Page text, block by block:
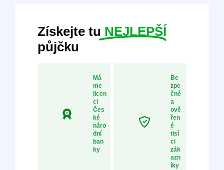
Získejte tu NEJLEPŠÍ
půjčku
Má
me
licen
ci
Čes
ké
náro
dní
ban
ky
Be
zpe
čné
a
ově
řen
é
tisí
ci
zák
azn
íky